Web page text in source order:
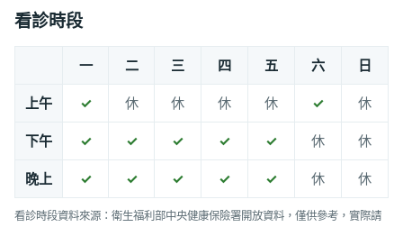
看診時段
一 二 三 四 五 六 日
上午 ✓ 休 休 休 休 ✓ 休
下午 ✓ ✓ ✓ ✓ ✓ 休 休
晚上 ✓ ✓ ✓ ✓ ✓ 休 休
看診時段資料來源：衛生福利部中央健康保險署開放資料，僅供參考，實際請